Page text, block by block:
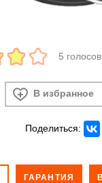
5 голосов
В избранное
Поделиться:
ГАРАНТИЯ